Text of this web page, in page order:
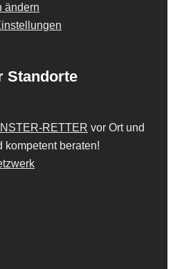
ändern
Standorte
RETTER vor Ort und
kompetent beraten!